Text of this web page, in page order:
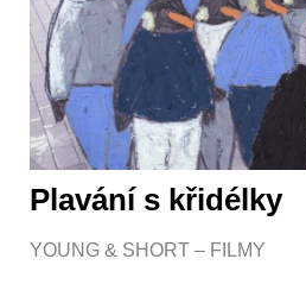
Plavání s křidélky
YOUNG & SHORT – FILMY